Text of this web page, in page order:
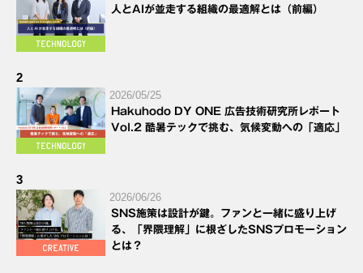
人とAIが並走する組織の最適解とは（前編）
2
2026/05/25
Hakuhodo DY ONE 広告技術研究所レポート
Vol.2 酷暑テックで挑む、気候変動への「適応」
3
2026/06/26
SNS施策は設計が鍵。ファンと一緒に盛り上げ
る、「界隈理解」に根ざしたSNSプロモーション
とは？